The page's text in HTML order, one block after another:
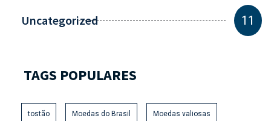
Uncategorized 11
TAGS POPULARES
tostão Moedas do Brasil Moedas valiosas